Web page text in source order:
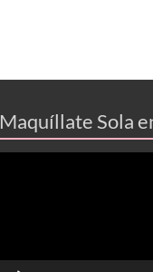
Maquíllate Sola